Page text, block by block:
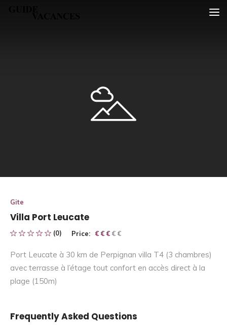
Gite
Villa Port Leucate
(0) Price: € € € € €
€ € €
Port Leucate à 30 km de Perpignan villa T4 (3 chambres)
avec terrasse à l’étage tout confort en accès direct à la
plage (150m)
Frequently Asked Questions